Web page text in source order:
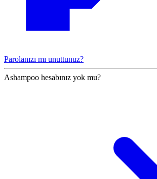
Parolanızı mı unuttunuz?
Ashampoo hesabınız yok mu?